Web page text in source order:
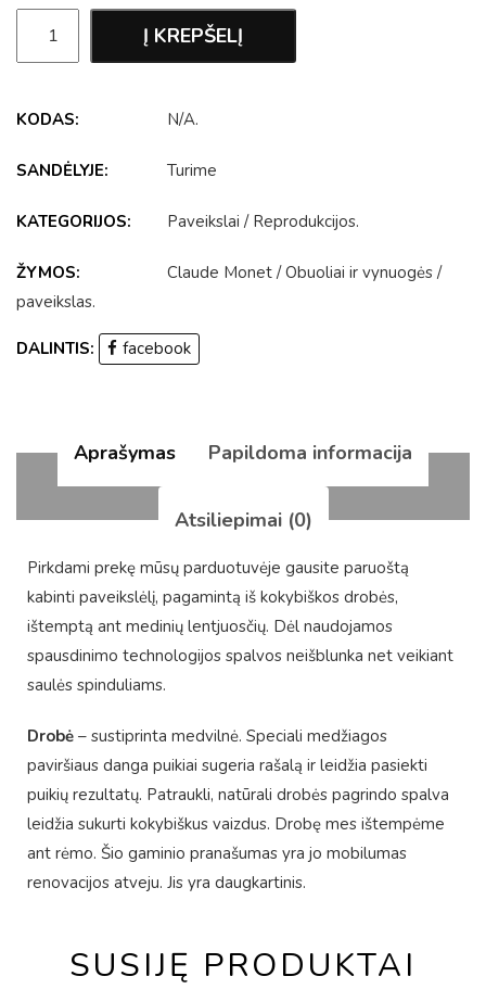
Į KREPŠELĮ
KODAS: N/A.
SANDĖLYJE: Turime
KATEGORIJOS: Paveikslai / Reprodukcijos.
ŽYMOS: Claude Monet /Obuoliai ir vynuogės /
paveikslas.
DALINTIS: facebook
Aprašymas Papildoma informacija
Atsiliepimai (0)
Pirkdami prekę mūsų parduotuvėje gausite paruoštą
kabinti paveikslėlį, pagamintą iš kokybiškos drobės,
ištemptą ant medinių lentjuosčių. Dėl naudojamos
spausdinimo technologijos spalvos neišblunka net veikiant
saulės spinduliams.
Drobė – sustiprinta medvilnė. Speciali medžiagos
paviršiaus danga puikiai sugeria rašalą ir leidžia pasiekti
puikių rezultatų. Patraukli, natūrali drobės pagrindo spalva
leidžia sukurti kokybiškus vaizdus. Drobę mes ištempėme
ant rėmo. Šio gaminio pranašumas yra jo mobilumas
renovacijos atveju. Jis yra daugkartinis.
SUSIJĘ PRODUKTAI